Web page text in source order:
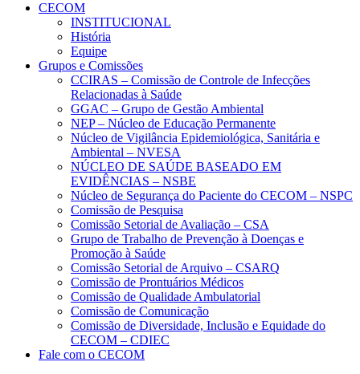
CECOM
INSTITUCIONAL
História
Equipe
Grupos e Comissões
CCIRAS – Comissão de Controle de Infecções
Relacionadas à Saúde
GGAC – Grupo de Gestão Ambiental
NEP – Núcleo de Educação Permanente
Núcleo de Vigilância Epidemiológica, Sanitária e
Ambiental – NVESA
NÚCLEO DE SAÚDE BASEADO EM
EVIDÊNCIAS – NSBE
Núcleo de Segurança do Paciente do CECOM – NSPC
Comissão de Pesquisa
Comissão Setorial de Avaliação – CSA
Grupo de Trabalho de Prevenção à Doenças e
Promoção à Saúde
Comissão Setorial de Arquivo – CSARQ
Comissão de Prontuários Médicos
Comissão de Qualidade Ambulatorial
Comissão de Comunicação
Comissão de Diversidade, Inclusão e Equidade do
CECOM – CDIEC
Fale com o CECOM